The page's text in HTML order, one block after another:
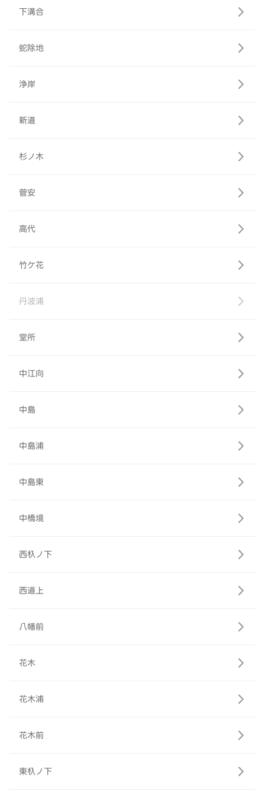
下溝合
蛇除地
浄岸
新道
杉ノ木
菅安
高代
竹ケ花
丹波浦
堂所
中江向
中島
中島浦
中島東
中橋境
西杁ノ下
西道上
八幡前
花木
花木浦
花木前
東杁ノ下